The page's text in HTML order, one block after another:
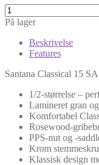
På lager
Beskrivelse
Features
Santana Classical 15
1/2-størrelse –
Lamineret gran
Komfortabel
Rosewood-
PPS-nut og -
Krom
Klassisk design